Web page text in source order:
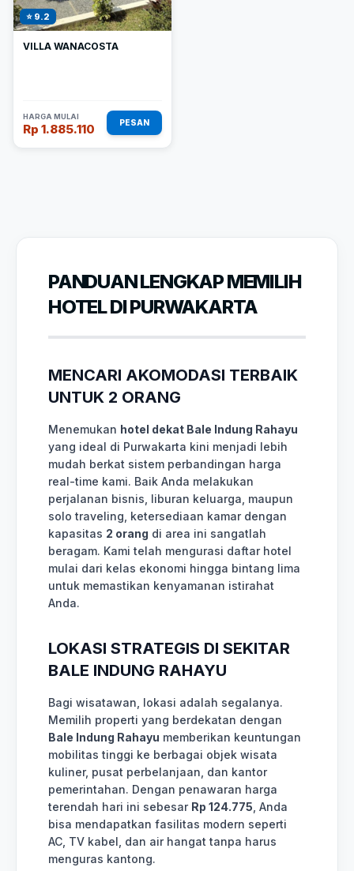
⭐ 9.2
VILLA WANACOSTA
HARGA MULAI
Rp 1.885.110 PESAN
PANDUAN LENGKAP MEMILIH
HOTEL DI PURWAKARTA
MENCARI AKOMODASI TERBAIK
UNTUK 2 ORANG
Menemukan hotel dekat Bale Indung Rahayu
yang ideal di Purwakarta kini menjadi lebih
mudah berkat sistem perbandingan harga
real-time kami. Baik Anda melakukan
perjalanan bisnis, liburan keluarga, maupun
solo traveling, ketersediaan kamar dengan
kapasitas 2 orang di area ini sangatlah
beragam. Kami telah mengurasi daftar hotel
mulai dari kelas ekonomi hingga bintang lima
untuk memastikan kenyamanan istirahat
Anda.
LOKASI STRATEGIS DI SEKITAR
BALE INDUNG RAHAYU
Bagi wisatawan, lokasi adalah segalanya.
Memilih properti yang berdekatan dengan
Bale Indung Rahayu memberikan keuntungan
mobilitas tinggi ke berbagai objek wisata
kuliner, pusat perbelanjaan, dan kantor
pemerintahan. Dengan penawaran harga
terendah hari ini sebesar Rp 124.775 , Anda
bisa mendapatkan fasilitas modern seperti
AC, TV kabel, dan air hangat tanpa harus
menguras kantong.